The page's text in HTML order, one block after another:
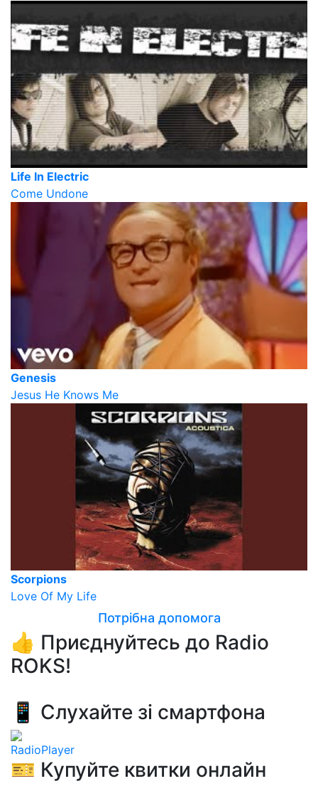
Life In Electric
Come Undone
Genesis
Jesus He Knows Me
Scorpions
Love Of My Life
Потрібна допомога
👍 Приєднуйтесь до Radio
ROKS!
📱 Слухайте зі смартфона
RadioPlayer
🎫 Купуйте квитки онлайн